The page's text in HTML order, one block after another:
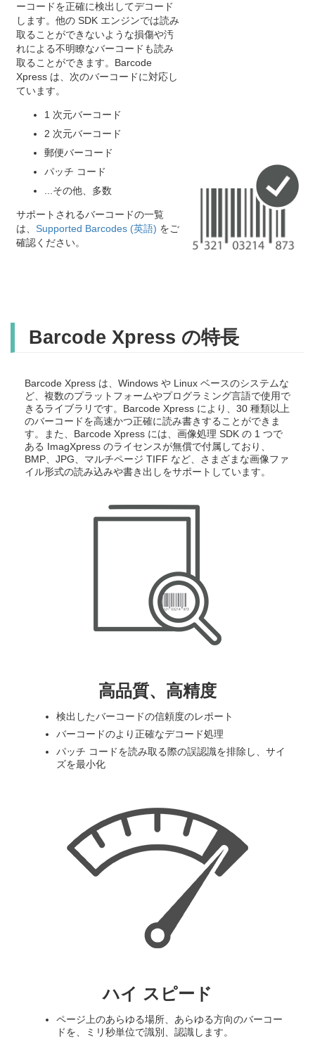
ーコードを正確に検出してデコード
します。他の SDK エンジンでは読み
取ることができないような損傷や汚
れによる不明瞭なバーコードも読み
取ることができます。Barcode
Xpress は、次のバーコードに対応し
ています。
1 次元バーコード
2 次元バーコード
郵便バーコード
パッチ コード
...その他、多数
サポートされるバーコードの一覧
は、 Supported Barcodes (英語) をご
確認ください。
Barcode Xpress の特長
Barcode Xpress は、Windows や Linux ベースのシステムな
ど、複数のプラットフォームやプログラミング言語で使用で
きるライブラリです。Barcode Xpress により、30 種類以上
のバーコードを高速かつ正確に読み書きすることができま
す。また、Barcode Xpress には、画像処理 SDK の 1 つで
ある ImagXpress のライセンスが無償で付属しており、
BMP、JPG、マルチページ TIFF など、さまざまな画像ファ
イル形式の読み込みや書き出しをサポートしています。
高品質、高精度
検出したバーコードの信頼度のレポート
バーコードのより正確なデコード処理
パッチ コードを読み取る際の誤認識を排除し、サイ
ズを最小化
ハイ スピード
ページ上のあらゆる場所、あらゆる方向のバーコー
ドを、ミリ秒単位で識別、認識します。